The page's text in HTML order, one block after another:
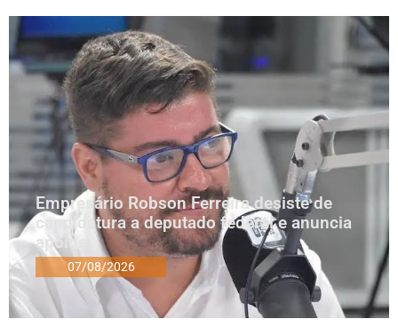
Empresário Robson Ferreira desiste de
candidatura a deputado federal e anuncia
apoios
07/08/2026